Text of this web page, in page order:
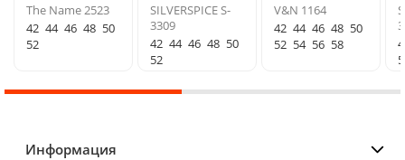
The Name 2523
42 44 46 48 50
52
SILVERSPICE S-
3309
42 44 46 48 50
52
V&N 1164
42 44 46 48 50
52 54 56 58
Информация